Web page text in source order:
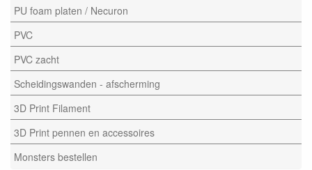
PU foam platen / Necuron
PVC
PVC zacht
Scheidingswanden - afscherming
3D Print Filament
3D Print pennen en accessoires
Monsters bestellen